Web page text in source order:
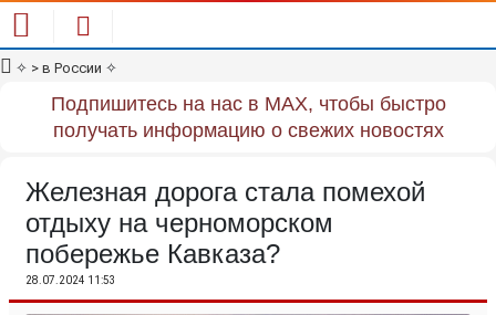
✧ > в России ✧
Подпишитесь на нас в MAX, чтобы быстро
получать информацию о свежих новостях
Железная дорога стала помехой
отдыху на черноморском
побережье Кавказа?
28.07.2024 11:53